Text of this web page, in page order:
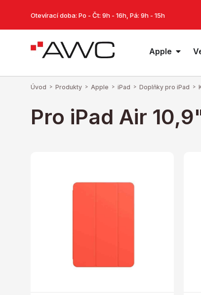
Otevírací doba: Po - Čt: 9h - 16h, Pá: 9h - 15h
Apple
Úvod > Produkty > Apple > iPad > Doplňky pro iPad >
Pro iPad Air